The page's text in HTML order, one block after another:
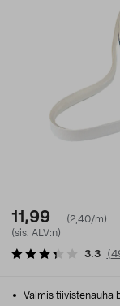
11,99
(2,40/m)
(sis. ALV:n)
3.3 (
Valmis tiivistenauha